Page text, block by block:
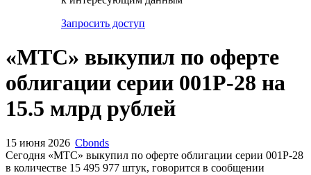
Запросить доступ
«МТС» выкупил по оферте
облигации серии 001Р-28 на
15.5 млрд рублей
15 июня 2026 Cbonds
Сегодня «МТС» выкупил по оферте облигации серии 001Р-28
в количестве 15 495 977 штук, говорится в сообщении